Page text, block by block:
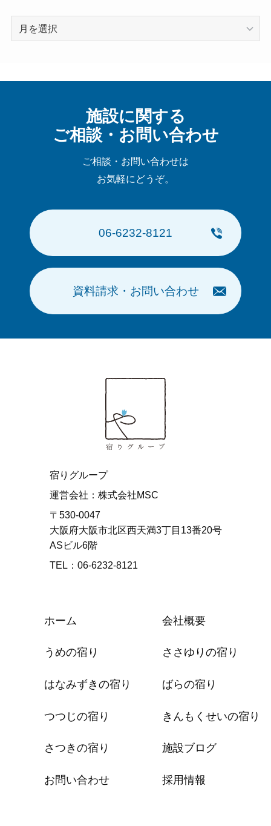
ブ
施設に関する
ご相談・お問い合わせ
ご相談・お問い合わせは
お気軽にどうぞ。
06-6232-8121
資料請求・お問い合わせ
宿りグループ
運営会社：株式会社MSC
〒530-0047
大阪府大阪市北区西天満3丁目13番20号
ASビル6階
TEL：06-6232-8121
ホーム 会社概要
うめの宿り ささゆりの宿り
はなみずきの宿り ばらの宿り
つつじの宿り きんもくせいの宿り
さつきの宿り 施設ブログ
お問い合わせ 採用情報